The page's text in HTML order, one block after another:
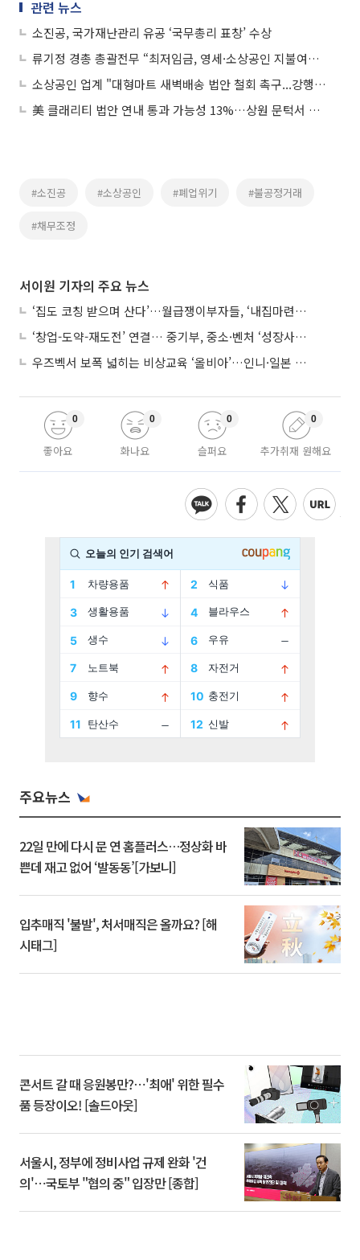
관련 뉴스
소진공, 국가재난관리 유공 ‘국무총리 표창’ 수상
류기정 경총 총괄전무 “최저임금, 영세·소상공인 지불여력 최우선 고려해야”
소상공인 업계 "대형마트 새벽배송 법안 철회 촉구...강행 시 헌법소원 청구"
美 클래리티 법안 연내 통과 가능성 13%…상원 문턱서 제동
#소진공 #소상공인 #폐업위기 #불공정거래
#채무조정
서이원 기자의 주요 뉴스
‘집도 코칭 받으며 산다’…월급쟁이부자들, ‘내집마련’ 신청 증가세
‘창업-도약-재도전’ 연결… 중기부, 중소·벤처 ‘성장사다리’ 짓는다
우즈벡서 보폭 넓히는 비상교육 ‘올비아’…인니·일본 진출 타진
좋아요
0
화나요
0
슬퍼요
0
추가취재 원해요
0
주요뉴스
22일 만에 다시 문 연 홈플러스…정상화 바
쁜데 재고 없어 ‘발동동’[가보니]
입추매직 '불발', 처서매직은 올까요? [해
시태그]
콘서트 갈 때 응원봉만?⋯'최애' 위한 필수
품 등장이오! [솔드아웃]
서울시, 정부에 정비사업 규제 완화 '건
의'⋯국토부 "협의 중" 입장만 [종합]